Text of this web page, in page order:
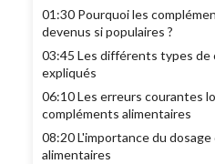
01:30 Pourquoi les
devenus si populaires ?
03:45 Les différents types de
expliqués
06:10 Les erreurs courantes
compléments alimentaires
08:20 L'importance du
alimentaires